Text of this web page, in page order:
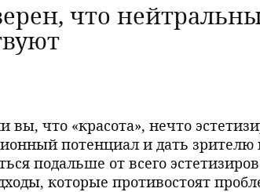
что
вы, что «красота», нечто
потенциал и дать
подальше от всего
которые противостоят